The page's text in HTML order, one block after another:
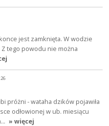
jest zamknięta. W wodzie
tego powodu nie można
próżni - wataha dzików pojawiła
odłowionej w ub. miesiącu
» więcej